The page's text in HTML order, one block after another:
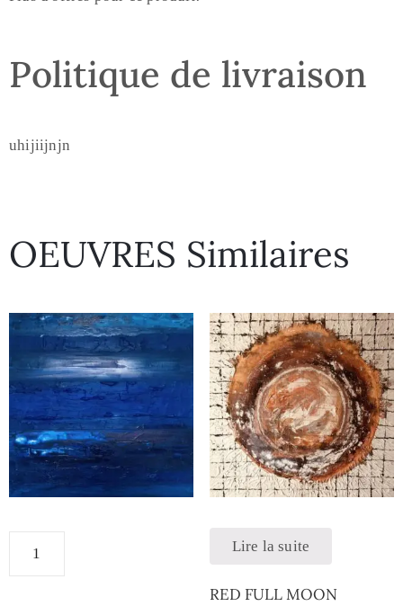
Politique de livraison
uhijiijnjn
OEUVRES Similaires
Lire la suite
RED FULL MOON